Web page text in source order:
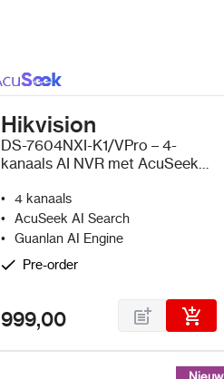
Hikvision
DS-7604NXI-K1/VPro – 4-
kanaals AI NVR met AcuSeek
4 kanaals
AcuSeek AI Search
Guanlan AI Engine
Pre-order
999,00
Nieuw
Nieuw